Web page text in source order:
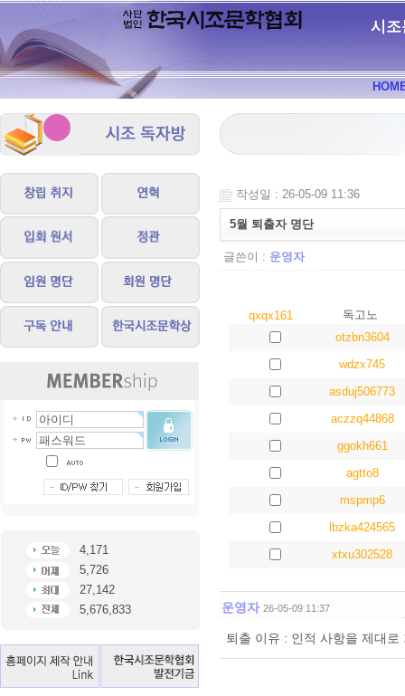
시조
4,171
5,726
27,142
5,676,833
작성일 : 26-05-09 11:36
5월 퇴출자 명단
글쓴이 : 운영자
qxqx161
독고노
otzbn3604
wdzx745
asduj506773
aczzq44868
ggokh661
agtto8
mspmp6
lbzka424565
xtxu302528
운영자 26-05-09 11:37
퇴출 이유 : 인적 사항을 제대